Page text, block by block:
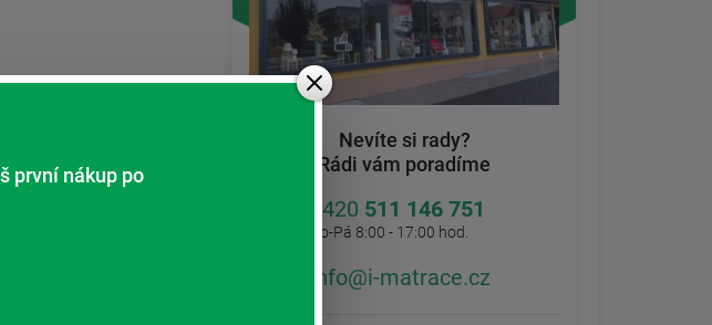
Nevíte si rady?
Rádi vám poradíme
+420 511 146 751
Po-Pá 8:00 - 17:00 hod.
info@i-matrace.cz
první nákup po